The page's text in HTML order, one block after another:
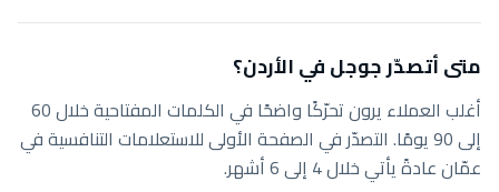
متى أتصدّر جوجل في الأردن؟
أغلب العملاء يرون تحرّكًا واضحًا في الكلمات المفتاحية خلال 60
إلى 90 يومًا. التصدّر في الصفحة الأولى للاستعلامات التنافسية في
عمّان عادةً يأتي خلال 4 إلى 6 أشهر.